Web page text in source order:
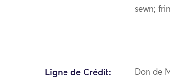
sewn;
Ligne de Crédit: Don de